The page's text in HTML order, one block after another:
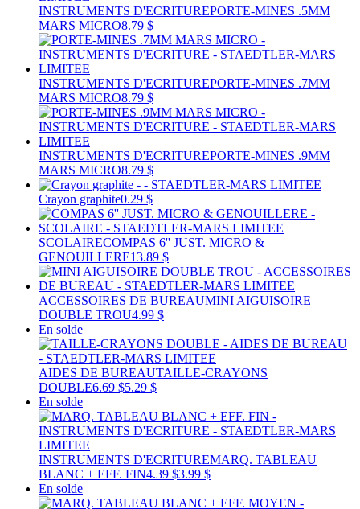
INSTRUMENTS D'ECRITUREPORTE-MINES .5MM
MARS MICRO8.79 $
INSTRUMENTS D'ECRITUREPORTE-MINES .7MM
MARS MICRO8.79 $
INSTRUMENTS D'ECRITUREPORTE-MINES .9MM
MARS MICRO8.79 $
Crayon graphite0.29 $
SCOLAIRECOMPAS 6'' JUST. MICRO &
GENOUILLERE13.89 $
ACCESSOIRES DE BUREAUMINI AIGUISOIRE
DOUBLE TROU4.99 $
En solde
AIDES DE BUREAUTAILLE-CRAYONS
DOUBLE6.69 $5.29 $
En solde
INSTRUMENTS D'ECRITUREMARQ. TABLEAU
BLANC + EFF. FIN4.39 $3.99 $
En solde